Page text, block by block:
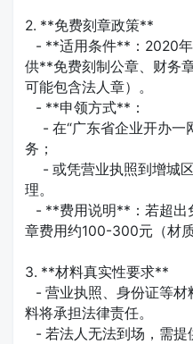
2. **免费刻章政策**
- **适用条件**：2020年
供**免费刻制公章、财务
可能包含法人章）。
- **申领方式**：
- 在“广东省企业开办一
务；
- 或凭营业执照到增城
理。
- **费用说明**：若超出
章费用约100-300元（材
3. **材料真实性要求**
- 营业执照、身份证等材
料将承担法律责任。
- 若法人无法到场，需提